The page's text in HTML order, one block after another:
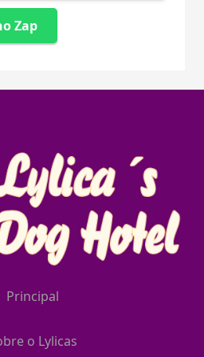
Zap
Principal
o Lylicas